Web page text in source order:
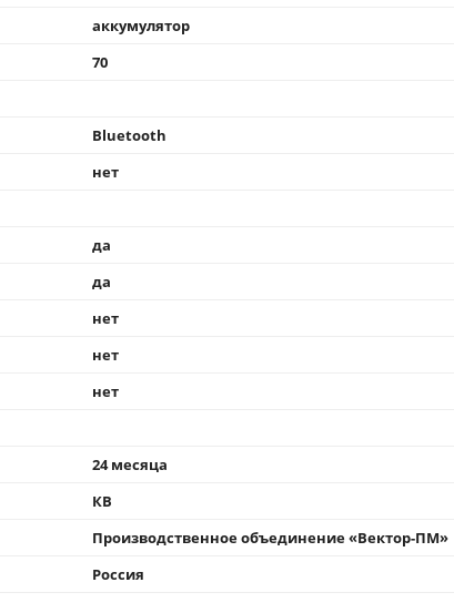
аккумулятор
70
Bluetooth
нет
да
да
нет
нет
нет
24 месяца
КВ
Производственное объединение «Вектор-ПМ»
Россия